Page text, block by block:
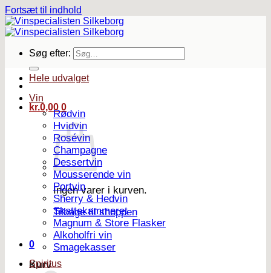
Fortsæt til indhold
Søg efter:
kr.0,00 0
Ingen varer i kurven.
Tilbage til shoppen
0
Kurv
Hele udvalget
Vin
Rødvin
Hvidvin
Rosévin
Champagne
Dessertvin
Mousserende vin
Portvin
Sherry & Hedvin
Skattekammeret
Magnum & Store Flasker
Alkoholfri vin
Smagekasser
Spiritus